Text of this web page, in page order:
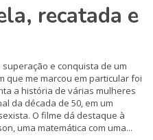
recatada e
e conquista de um
que me marcou em particular foi
a história de várias mulheres
da década de 50, em um
O filme dá destaque à
uma matemática com uma...